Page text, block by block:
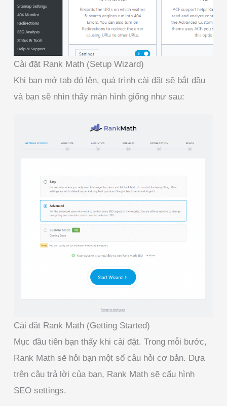
Cài đặt Rank Math (Setup Wizard)
Khi bạn mở tab đó lên, quá trình cài đặt sẽ bắt đầu
và bạn sẽ nhìn thấy màn hình giống như sau:
Cài đặt Rank Math (Getting Started)
Mục đầu tiên bạn thấy khi cài đặt. Trong mỗi bước,
Rank Math sẽ hỏi bạn một số câu hỏi cơ bản. Dựa
trên câu trả lời của bạn, Rank Math sẽ cấu hình
SEO settings.